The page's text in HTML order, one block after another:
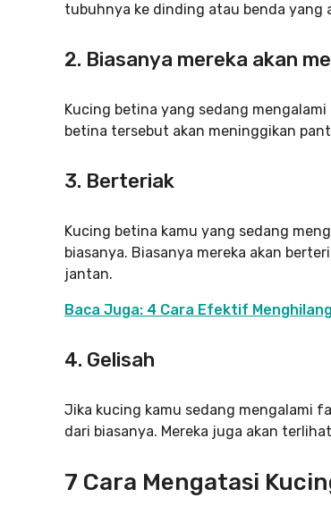
tubuhnya ke dinding atau benda yang
2. Biasanya mereka akan
Kucing betina yang sedang
betina tersebut akan meninggikan
3. Berteriak
Kucing betina kamu yang sedang
biasanya. Biasanya mereka akan
jantan.
Baca Juga: 4 Cara Efektif
4. Gelisah
Jika kucing kamu sedang mengalami
dari biasanya. Mereka juga akan
7 Cara Mengatasi